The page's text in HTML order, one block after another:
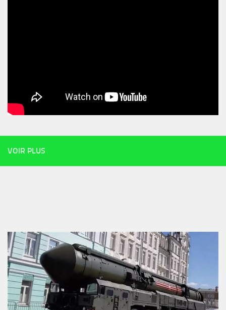
VOIR PLUS